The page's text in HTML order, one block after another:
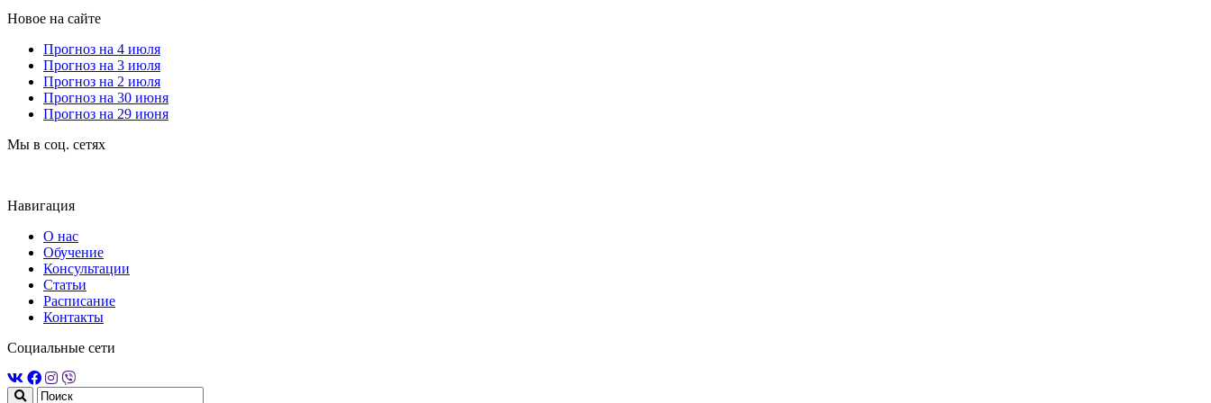
Новое на сайте
Прогноз на 4 июля
Прогноз на 3 июля
Прогноз на 2 июля
Прогноз на 30 июня
Прогноз на 29 июня
Мы в соц. сетях
Навигация
О нас
Обучение
Консультации
Статьи
Расписание
Контакты
Социальные сети